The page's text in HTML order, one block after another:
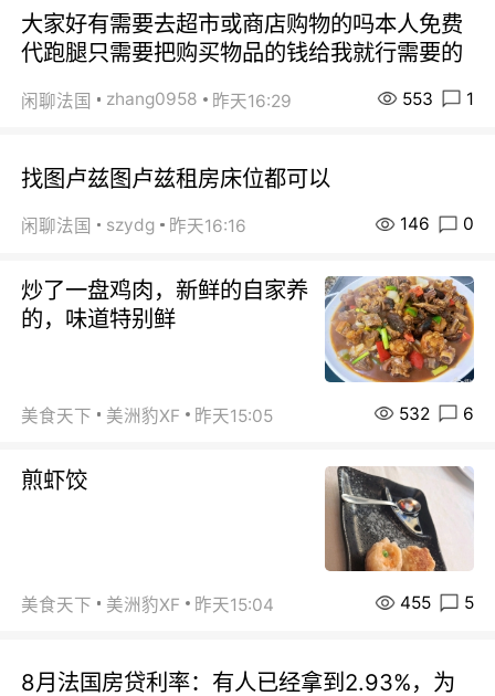
大家好有需要去超市或商店购物的吗本人免费
代跑腿只需要把购买物品的钱给我就行需要的
闲聊法国 zhang0958 昨天16:29 553 1
找图卢兹图卢兹租房床位都可以
闲聊法国 szydg 昨天16:16 146 0
炒了一盘鸡肉，新鲜的自家养
的，味道特别鲜
美食天下 美洲豹XF 昨天15:05 532 6
煎虾饺
美食天下 美洲豹XF 昨天15:04 455 5
8月法国房贷利率：有人已经拿到2.93%，为